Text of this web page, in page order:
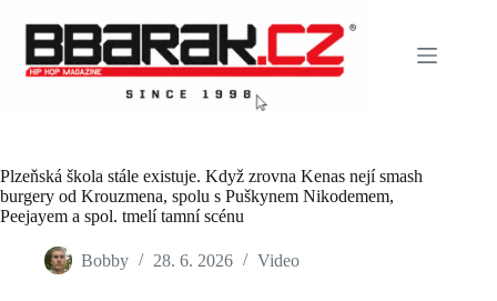
content
Plzeňská škola stále existuje. Když zrovna Kenas nejí smash
burgery od Krouzmena, spolu s Puškynem Nikodemem,
Peejayem a spol. tmelí tamní scénu
Bobby 28. 6. 2026 Video